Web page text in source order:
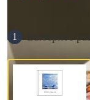
1 Выберите